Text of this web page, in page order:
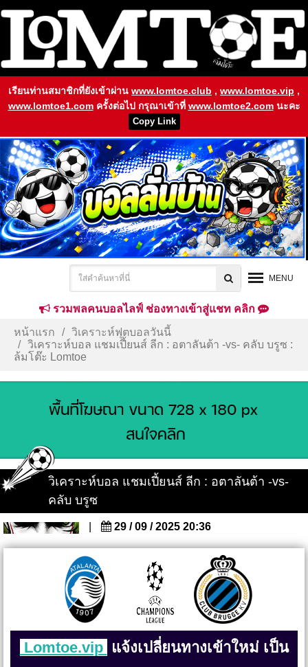
เรียนท่านสมาชิกที่ยังเข้าผ่าน www.lomtoe.club , www.lomtoe.vip ,
www.lomtoe1.com ครั้งต่อไป กรุณาเข้าที่ www.lomtoe2.comนะคะ
Copy Link
MENU
รวมพลคนบอลไลฟ์ ช่องทางเข้าสู่แชท คลิก
หน้าแรก
วิเคราะห์ฟุตบอลวันนี้
วิเคราะห์บอล แชมเปี้ยนส์ ลีก : อตาลันต้า -vs- คลับ บรูซ :
ล้มโต๊ะ Lomtoe
วิเคราะห์บอล แชมเปี้ยนส์ ลีก : อตาลันต้า -vs-
คลับ บรูซ
29 / 09 / 2025 20:36
Lomtoe.vip แจ้งเปลี่ยนทางเข้าใหม่ เป็น